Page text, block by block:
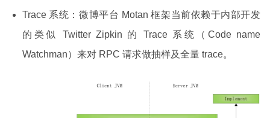
Trace 系统：微博平台 Motan 框架当前依赖于内部开发
的类似 Twitter Zipkin 的 Trace 系统（Code name
Watchman）来对 RPC 请求做抽样及全量 trace。